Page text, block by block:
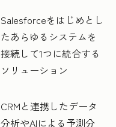
Salesforceをはじめとし
たあらゆるシステムを
接続して1つに統合する
ソリューション
CRMと連携したデータ
分析やAIによる予測分